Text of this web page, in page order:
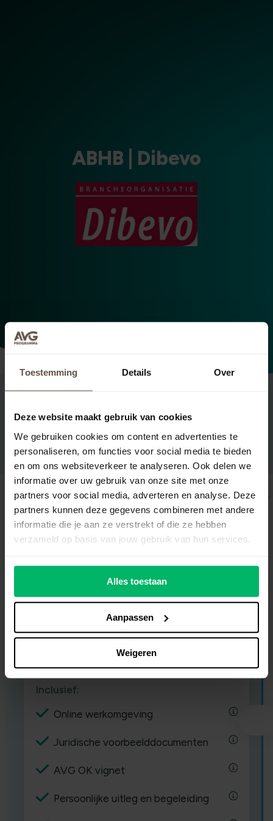
Toestemming Details Over
Deze website maakt gebruik van cookies
We gebruiken cookies om content en advertenties te
personaliseren, om functies voor social media te bieden
en om ons websiteverkeer te analyseren. Ook delen we
informatie over uw gebruik van onze site met onze
partners voor social media, adverteren en analyse. Deze
partners kunnen deze gegevens combineren met andere
informatie die je aan ze verstrekt of die ze hebben
verzameld op basis van jouw gebruik van hun services.
Alles toestaan
Aanpassen
Weigeren
ABHB | Dibevo
-50%
Basis AVG
€ 19,00
€ 9,50/ maand
Probeer 30 dagen gratis
Inclusief:
Online werkomgeving
Juridische voorbeelddocumenten
AVG OK vignet
Persoonlijke uitleg en begeleiding